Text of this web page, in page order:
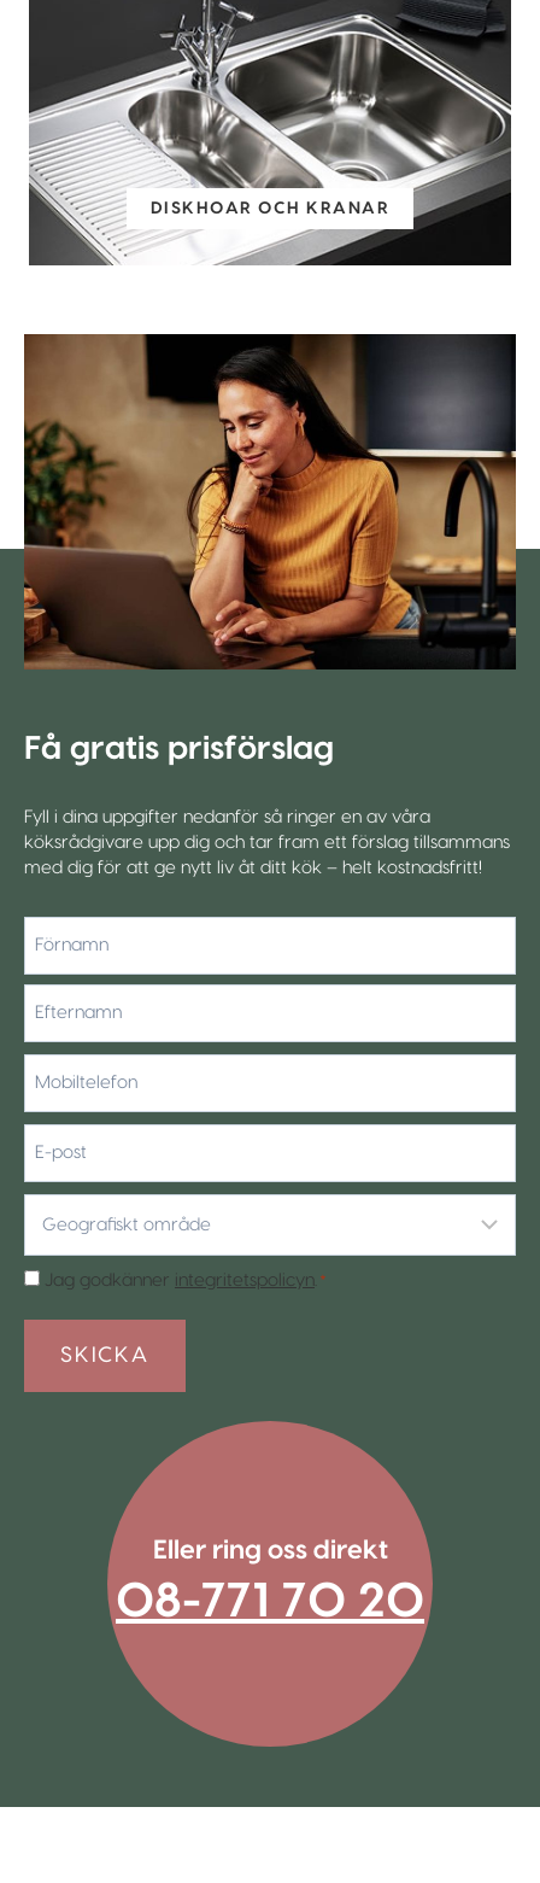
DISKHOAR OCH KRANAR
Få gratis prisförslag
Fyll i dina uppgifter nedanför så ringer en av våra
köksrådgivare upp dig och tar fram ett förslag tillsammans
med dig för att ge nytt liv åt ditt kök – helt kostnadsfritt!
Efternamn
post
område
Samtycke
Jag godkänner integritetspolicyn *
Eller ring oss direkt
08-771 70 20